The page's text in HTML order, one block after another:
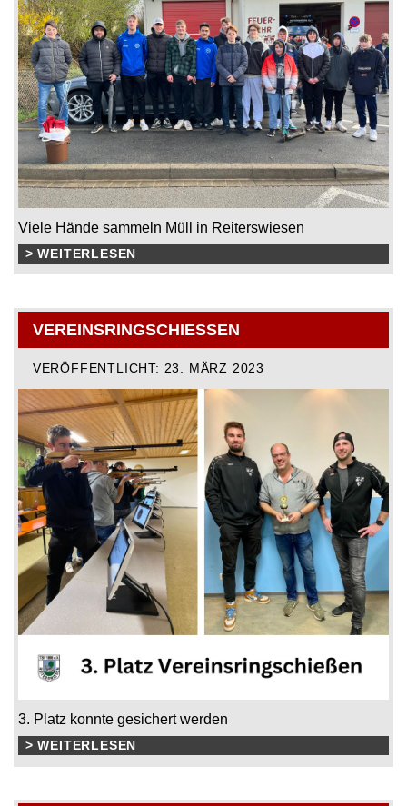
Viele Hände sammeln Müll in Reiterswiesen
> WEITERLESEN
VEREINSRINGSCHIESSEN
VERÖFFENTLICHT: 23. MÄRZ 2023
3. Platz konnte gesichert werden
> WEITERLESEN